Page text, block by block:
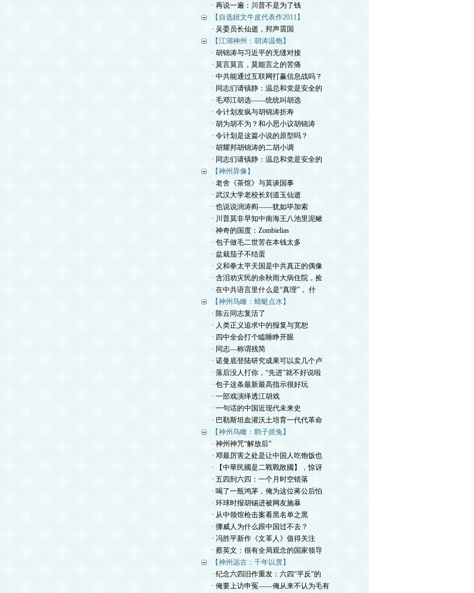
· 再说一遍：川普不是为了钱
【自选妞文牛皮代表作2011】
· 吴委员长仙逝，邦声震国
【江湖神州：胡涛温饱】
· 胡锦涛与习近平的无缝对接
· 莫言莫言，莫能言之的苦痛
· 中共能通过互联网打赢信息战吗？
· 同志们请镇静：温总和党是安全的
· 毛邓江胡选——统统叫胡选
· 令计划发疯与胡锦涛折寿
· 胡为胡不为？和小思小议胡锦涛
· 令计划是这篇小说的原型吗？
· 胡耀邦胡锦涛的二胡小调
· 同志们请镇静：温总和党是安全的
【神州异像】
· 老舍《茶馆》与莫谈国事
· 武汉大学老校长刘道玉仙逝
· 也说说润涛阎——犹如毕加索
· 川普莫非早知中南海王八池里泥鳅
· 神奇的国度：Zombielias
· 包子做毛二世苦在本钱太多
· 盆栽茄子不结蛋
· 义和拳太平天国是中共真正的偶像
· 含泪劝灾民的余秋雨大病住院，捡
· 在中共语言里什么是“真理”， 什
【神州鸟瞰：蜻蜓点水】
· 陈云同志复活了
· 人类正义追求中的报复与宽恕
· 四中全会打个瞌睡睁开眼
· 同志—称谓残简
· 诺曼底登陆研究成果可以卖几个卢
· 落后没人打你，“先进”就不好说啦
· 包子这条最新最高指示很好玩
· 一部戏演绎透江胡戏
· 一句话的中国近现代未来史
· 巴勒斯坦血灌沃土培育一代代革命
【神州鸟瞰：鹞子抓兔】
· 神州神咒“解放后”
· 邓最厉害之处是让中国人吃饱饭也
· 【中華民國是二戰戰敗國】，惊讶
· 五四到六四：一个月时空错落
· 喝了一瓶鸿茅，俺为这位蒋公后怕
· 环球时报胡锡进被网友施暴
· 从中领馆枪击案看黑名单之黑
· 挪威人为什么跟中国过不去？
· 冯胜平新作《文革人》值得关注
· 蔡英文：很有全局观念的国家领导
【神州远古：千年以贯】
· 纪念六四旧作重发：六四“平反”的
· 俺要上访申冤——俺从来不认为毛有